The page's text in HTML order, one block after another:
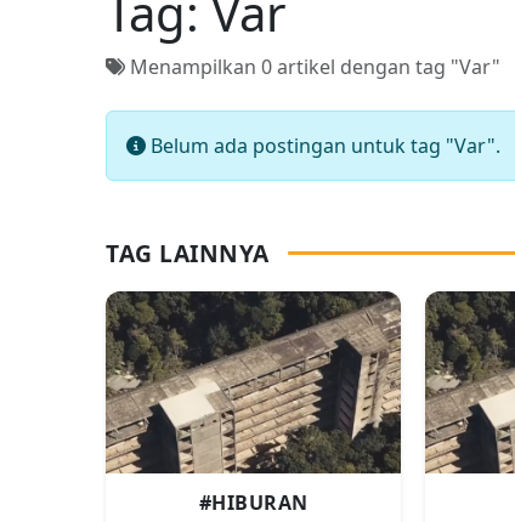
Menampilkan 0 artikel dengan tag "Var"
Belum ada postingan untuk tag "Var".
TAG LAINNYA
#HIBURAN